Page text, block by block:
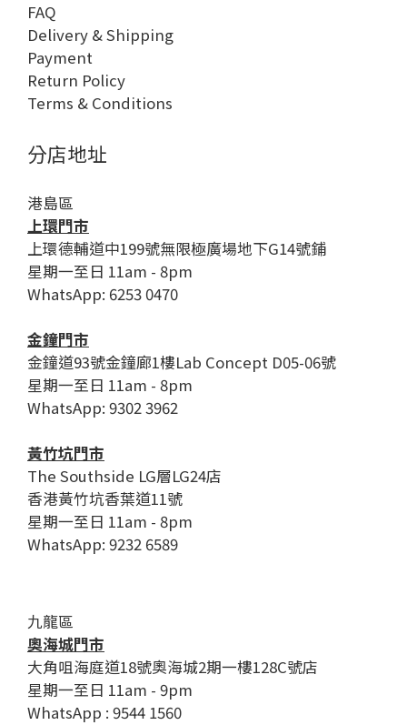
FAQ
Delivery & Shipping
Payment
Return Policy
Terms & Conditions
分店地址
港島區
上環門市
上環德輔道中199號無限極廣場地下G14號鋪
星期一至日 11am - 8pm
WhatsApp: 6253 0470
金鐘門市
金鐘道93號金鐘廊1樓Lab Concept D05-06號
星期一至日 11am - 8pm
WhatsApp: 9302 3962
黃竹坑門市
The Southside LG層LG24店
香港黃竹坑香葉道11號
星期一至日 11am - 8pm
WhatsApp: 9232 6589
九龍區
奧海城門市
大角咀海庭道18號奧海城2期一樓128C號店
星期一至日 11am - 9pm
WhatsApp : 9544 1560